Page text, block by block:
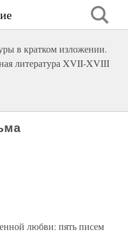
в кратком изложении.
литература XVII-XVIII
любви: пять писем